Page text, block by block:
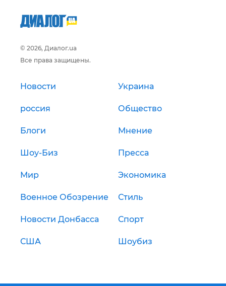
© 2026, Диалог.ua
Все права защищены.
Новости Украина
россия Общество
Блоги Мнение
Шоу-Биз Пресса
Мир Экономика
Военное Обозрение Стиль
Новости Донбасса Спорт
США Шоубиз